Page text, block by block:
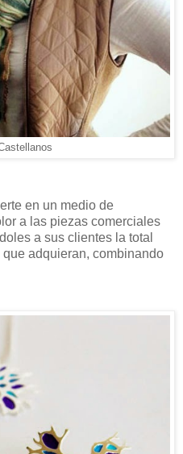
en un medio de
a las piezas comerciales
a sus clientes la total
adquieran, combinando